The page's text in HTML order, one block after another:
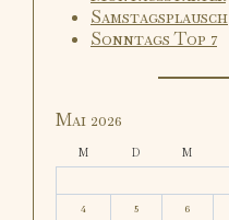
Samstagsplausch
Sonntags Top 7
Mai 2026
M D M
4
5 6